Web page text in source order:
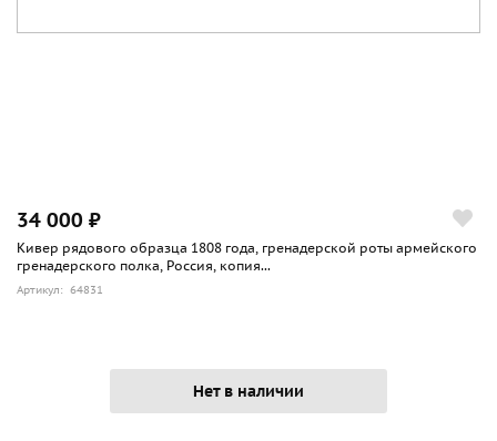
34 000 ₽
Кивер рядового образца 1808 года, гренадерской роты армейского
гренадерского полка, Россия, копия...
Артикул: 64831
Нет в наличии